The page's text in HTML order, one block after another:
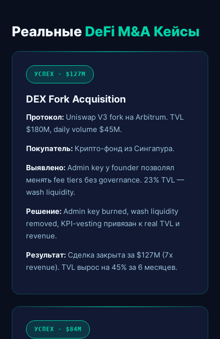
Реальные DeFi M&A Кейсы
УСПЕХ · $127M
DEX Fork Acquisition
Протокол: Uniswap V3 fork на Arbitrum. TVL
$180M, daily volume $45M.
Покупатель: Крипто-фонд из Сингапура.
Выявлено: Admin key у founder позволял
менять fee tiers без governance. 23% TVL —
wash liquidity.
Решение: Admin key burned, wash liquidity
removed, KPI-vesting привязан к real TVL и
revenue.
Результат: Сделка закрыта за $127M (7x
revenue). TVL вырос на 45% за 6 месяцев.
УСПЕХ · $84M